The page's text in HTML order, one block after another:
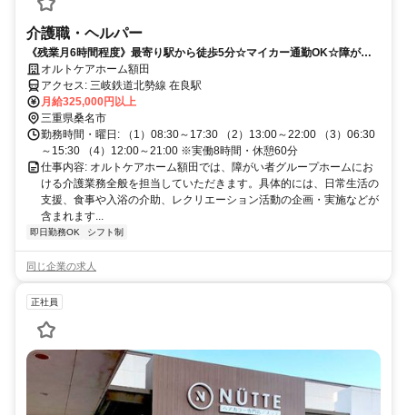
介護職・ヘルパー
《残業月6時間程度》最寄り駅から徒歩5分☆マイカー通勤OK☆障がい
者グループホームにて支援員さん募集☆彡
オルトケアホーム額田
アクセス: 三岐鉄道北勢線 在良駅
月給325,000円以上
三重県桑名市
勤務時間・曜日: （1）08:30～17:30 （2）13:00～22:00 （3）06:30
～15:30 （4）12:00～21:00 ※実働8時間・休憩60分
仕事内容: オルトケアホーム額田では、障がい者グループホームにお
ける介護業務全般を担当していただきます。具体的には、日常生活の
支援、食事や入浴の介助、レクリエーション活動の企画・実施などが
含まれます...
即日勤務OK シフト制
同じ企業の求人
正社員